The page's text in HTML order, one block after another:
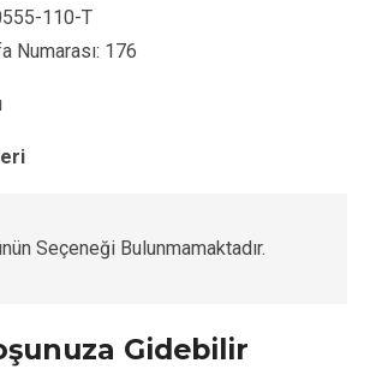
110-T
Numarası: 176
Seçeneği Bulunmamaktadır.
Gidebilir